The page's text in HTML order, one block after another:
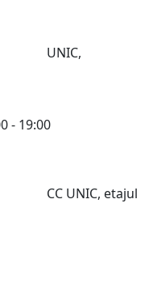
UNIC,
- 19:00
CC UNIC, etajul